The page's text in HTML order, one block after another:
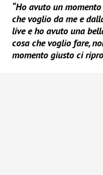
“Ho avuto un
che voglio da me e
live e ho avuto una
cosa che voglio fare,
momento giusto ci